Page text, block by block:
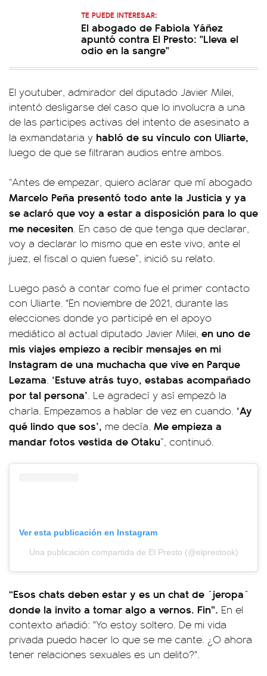
TE PUEDE INTERESAR:
El abogado de Fabiola Yáñez
apuntó contra El Presto: "Lleva el
odio en la sangre"
El youtuber, admirador del diputado Javier Milei,
intentó desligarse del caso que lo involucra a una
de las participes activas del intento de asesinato a
la exmandataria y habló de su vínculo con Uliarte,
luego de que se filtraran audios entre ambos.
“Antes de empezar, quiero aclarar que mí abogado
Marcelo Peña presentó todo ante la Justicia y ya
se aclaró que voy a estar a disposición para lo que
me necesiten. En caso de que tenga que declarar,
voy a declarar lo mismo que en este vivo, ante el
juez, el fiscal o quien fuese”, inició su relato.
Luego pasó a contar como fue el primer contacto
con Uliarte. "En noviembre de 2021, durante las
elecciones donde yo participé en el apoyo
mediático al actual diputado Javier Milei, en uno de
mis viajes empiezo a recibir mensajes en mi
Instagram de una muchacha que vive en Parque
Lezama. ‘Estuve atrás tuyo, estabas acompañado
por tal persona’. Le agradecí y así empezó la
charla. Empezamos a hablar de vez en cuando. ‘Ay
qué lindo que sos’, me decía. Me empieza a
mandar fotos vestida de Otaku”, continuó.
Ver esta publicación en Instagram
Una publicación compartida de El Presto (@elprestook)
“Esos chats deben estar y es un chat de ´jeropa´
donde la invito a tomar algo a vernos. Fin”. En el
contexto añadió: "Yo estoy soltero. De mi vida
privada puedo hacer lo que se me cante. ¿O ahora
tener relaciones sexuales es un delito?".